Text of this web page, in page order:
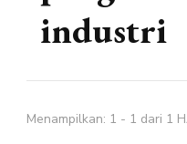
industri
Menampilkan: 1 - 1 dari 1